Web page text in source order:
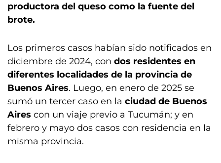
productora del queso como la fuente del
brote.
Los primeros casos habían sido notificados en
diciembre de 2024, con dos residentes en
diferentes localidades de la provincia de
Buenos Aires. Luego, en enero de 2025 se
sumó un tercer caso en la ciudad de Buenos
Aires con un viaje previo a Tucumán; y en
febrero y mayo dos casos con residencia en la
misma provincia.